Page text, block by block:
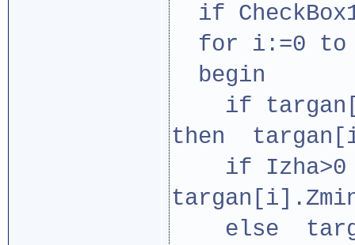
if
for i:=0 to
begin
if
then
if Izha>0
else